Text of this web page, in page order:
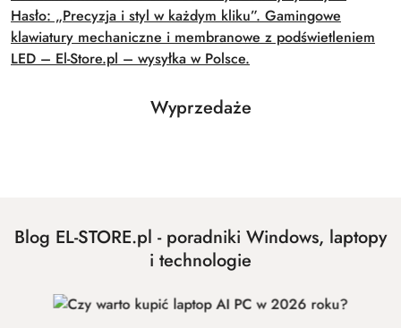
Pomiń karuzelę produktów
Produkty
Wyprzedaże
Blog EL-STORE.pl - poradniki Windows, laptopy
i technologie